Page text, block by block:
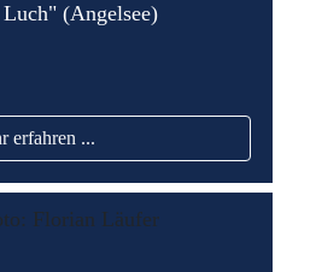
Luch" (Angelsee)
erfahren ...